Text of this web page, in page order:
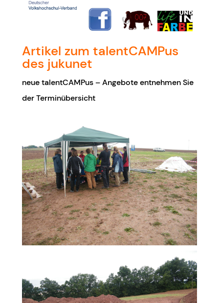
Artikel zum talentCAMPus
des jukunet
neue talentCAMPus – Angebote entnehmen Sie
der Terminübersicht